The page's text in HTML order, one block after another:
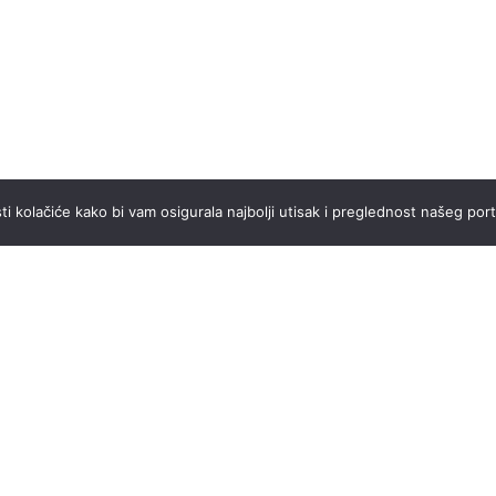
kolačiće kako bi vam osigurala najbolji utisak i preglednost našeg